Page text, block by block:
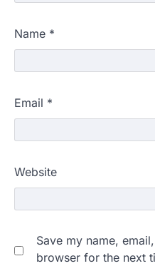
Name *
Email *
Website
Save my name,
browser for the next